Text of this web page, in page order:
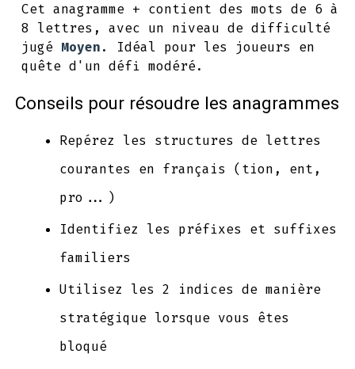
Cet anagramme + contient des mots de 6 à
8 lettres, avec un niveau de difficulté
jugé Moyen. Idéal pour les joueurs en
quête d'un défi modéré.
Conseils pour résoudre les anagrammes
Repérez les structures de lettres
courantes en français (tion, ent,
pro...)
Identifiez les préfixes et suffixes
familiers
Utilisez les 2 indices de manière
stratégique lorsque vous êtes
bloqué